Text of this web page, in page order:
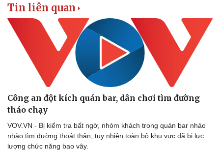
Doanh nghiệp
Thông tin doanh nghiệp
Doanh nghiệp 24h
Doanh nhân
Vì cộng đồng
Công nghệ
Sành điệu
Tin Công nghệ
Trải nghiệm
Chuyển đổi số
Tin liên quan
Công an đột kích quán bar, dân chơi tìm đường
tháo chạy
VOV.VN - Bị kiểm tra bất ngờ, nhóm khách trong quán bar nháo
nhào tìm đường thoát thân, tuy nhiên toàn bộ khu vực đã bị lực
lượng chức năng bao vây.